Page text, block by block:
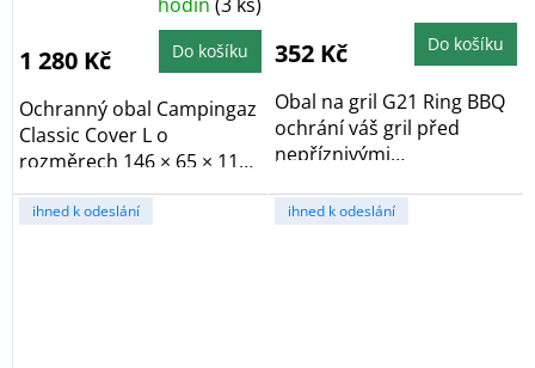
5,0
z
5
1 280 Kč Do košíku
Ochranný obal Campingaz
Classic Cover L o
rozměrech 146 × 65 × 118
cm je určen pro...
352 Kč Do košíku
Obal na gril G21 Ring BBQ
ochrání váš gril před
nepříznivými
ihned k odeslání ihned k odeslání